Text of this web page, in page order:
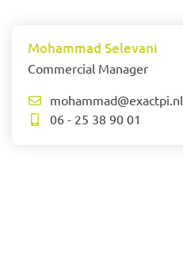
Mohammad Selevani
Commercial Manager
mohammad@exactpi.nl
06 - 25 38 90 01